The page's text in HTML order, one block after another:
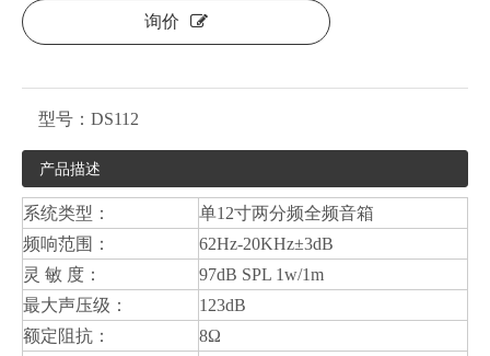
询价
型号： DS112
产品描述
系统类型：
单12寸两分频全频音箱
频响范围：
62Hz-20KHz±3dB
灵 敏 度：
97dB SPL 1w/1m
最大声压级：
123dB
额定阻抗：
8Ω